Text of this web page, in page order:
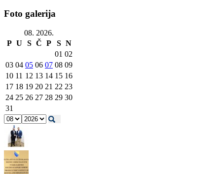
Foto galerija
08. 2026.
P U S Č P S N
01 02
03 04 05 06 07 08 09
10 11 12 13 14 15 16
17 18 19 20 21 22 23
24 25 26 27 28 29 30
31